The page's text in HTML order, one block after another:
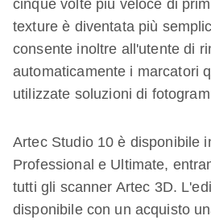
cinque volte più veloce di
texture è diventata più
consente inoltre all'utente di
automaticamente i marcatori
utilizzate soluzioni di
Artec Studio 10 è disponibile
Professional e Ultimate,
tutti gli scanner Artec 3D.
disponibile con un acquisto